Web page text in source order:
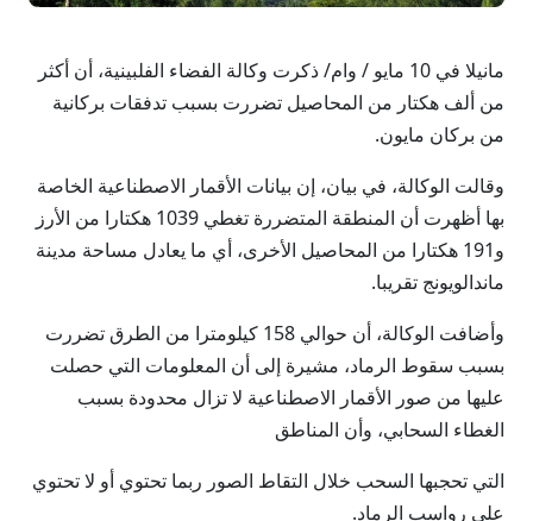
مانيلا في 10 مايو / وام/ ذكرت وكالة الفضاء الفلبينية، أن أكثر
من ألف هكتار من المحاصيل تضررت بسبب تدفقات بركانية
من بركان مايون.
وقالت الوكالة، في بيان، إن بيانات الأقمار الاصطناعية الخاصة
بها أظهرت أن المنطقة المتضررة تغطي 1039 هكتارا من الأرز
و191 هكتارا من المحاصيل الأخرى، أي ما يعادل مساحة مدينة
ماندالويونج تقريبا.
وأضافت الوكالة، أن حوالي 158 كيلومترا من الطرق تضررت
بسبب سقوط الرماد، مشيرة إلى أن المعلومات التي حصلت
عليها من صور الأقمار الاصطناعية لا تزال محدودة بسبب
الغطاء السحابي، وأن المناطق
التي تحجبها السحب خلال التقاط الصور ربما تحتوي أو لا تحتوي
على رواسب الرماد.